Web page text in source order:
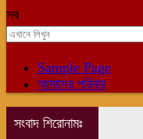
সব
Sample Page
আমাদের পরিবার
সংবাদ শিরোনামঃ